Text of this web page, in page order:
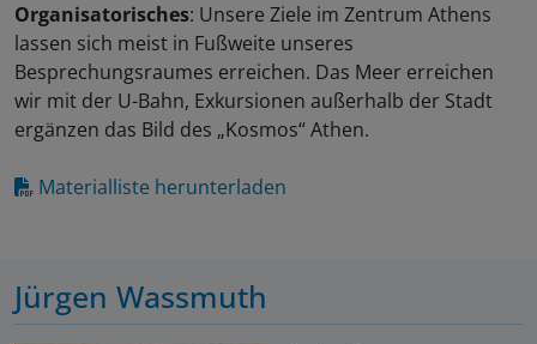
Organisatorisches: Unsere Ziele im Zentrum Athens
lassen sich meist in Fußweite unseres
Besprechungsraumes erreichen. Das Meer erreichen
wir mit der U-Bahn, Exkursionen außerhalb der Stadt
ergänzen das Bild des „Kosmos“ Athen.
Materialliste herunterladen
Jürgen Wassmuth